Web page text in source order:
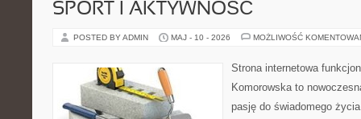
SPORT I AKTYWNOŚĆ
POSTED BY ADMIN MAJ - 10 - 2026 MOŻLIWOŚĆ
Strona internetowa
Komorowska to
pasję do świadomego